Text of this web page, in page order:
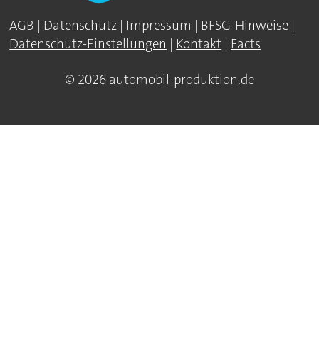
AGB | Datenschutz | Impressum | BFSG-Hinweise |
Datenschutz-Einstellungen | Kontakt | Facts
© 2026 automobil-produktion.de